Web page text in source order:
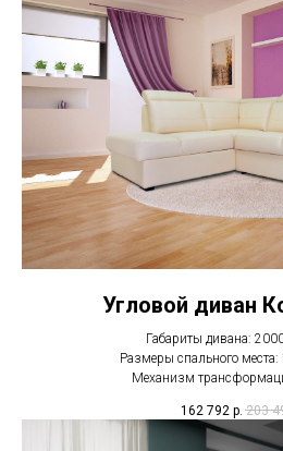
Угловой диван
Габариты дивана:
Размеры спального
Механизм
162 792 р. 203